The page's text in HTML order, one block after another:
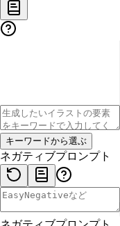
キーワードから選ぶ
ネガティブプロンプト